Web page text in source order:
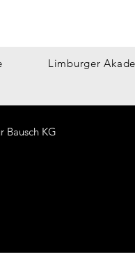
Limburger
Bausch KG